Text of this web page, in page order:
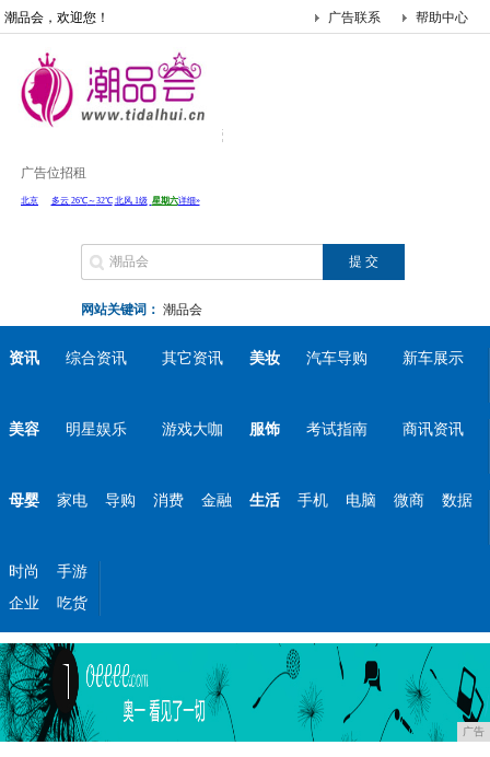
潮品会，欢迎您！ 帮助中心
广告联系
广告位招租
网站关键词： 潮品会
资讯 综合资讯 其它资讯 美妆 汽车导购 新车展示
美容 明星娱乐 游戏大咖 服饰 考试指南 商讯资讯
母婴 家电 导购 消费 金融 生活 手机 电脑 微商 数据
时尚
手游
企业
吃货
广告